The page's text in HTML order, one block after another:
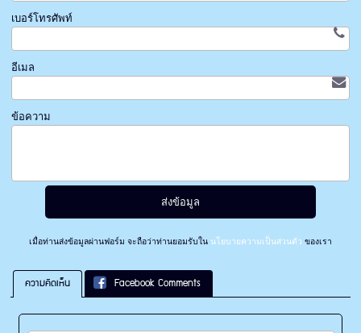
เบอร์โทรศัพท์
อีเมล
ข้อความ
เมื่อท่านส่งข้อมูลผ่านฟอร์ม จะถือว่าท่านยอมรับใน นโยบายความเป็นส่วนตัว ของเรา
ความคิดเห็น Facebook Comments